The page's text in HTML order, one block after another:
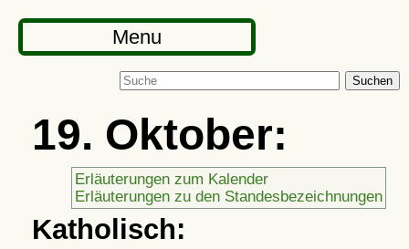
Menu
Suchen
19. Oktober:
Erläuterungen zum Kalender
Erläuterungen zu den Standesbezeichnungen
Katholisch: